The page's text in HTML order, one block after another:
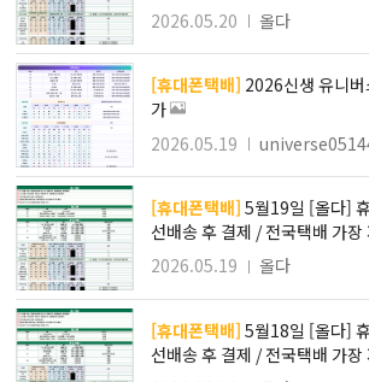
2026.05.20
올다
[휴대폰택배]
가
2026.05.19
[휴대폰택배] 5월19일 [올다] 휴대폰성지 1차 시세표 /
선배송 후 결제 / 전국택배 가
2026.05.19
올다
[휴대폰택배] 5월18일 [올다] 휴대폰성지 1차 시세표 /
선배송 후 결제 / 전국택배 가